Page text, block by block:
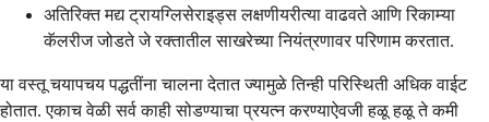
अतिरिक्त मद्य ट्रायग्लिसेराइड्स लक्षणीयरीत्या वाढवते आणि रिकाम्या
कॅलरीज जोडते जे रक्तातील साखरेच्या नियंत्रणावर परिणाम करतात.
या वस्तू चयापचय पद्धतींना चालना देतात ज्यामुळे तिन्ही परिस्थिती अधिक वाईट
होतात. एकाच वेळी सर्व काही सोडण्याचा प्रयत्न करण्याऐवजी हळू हळू ते कमी